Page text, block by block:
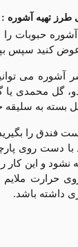
طرز تهیه آشوره :
آشوره حبوبات
کنید سپس
آشوره می
گل محمدی
بسته به سلیقه
فندق را
دست روی
و این کار
حرارت ملایم
داشته باشد.